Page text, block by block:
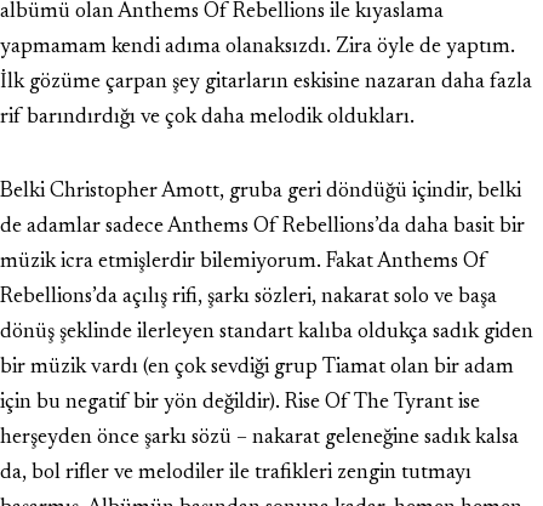
albümü olan Anthems Of Rebellions ile kıyaslama
yapmamam kendi adıma olanaksızdı. Zira öyle de yaptım.
İlk gözüme çarpan şey gitarların eskisine nazaran daha fazla
rif barındırdığı ve çok daha melodik oldukları.
Belki Christopher Amott, gruba geri döndüğü içindir, belki
de adamlar sadece Anthems Of Rebellions’da daha basit bir
müzik icra etmişlerdir bilemiyorum. Fakat Anthems Of
Rebellions’da açılış rifi, şarkı sözleri, nakarat solo ve başa
dönüş şeklinde ilerleyen standart kalıba oldukça sadık giden
bir müzik vardı (en çok sevdiği grup Tiamat olan bir adam
için bu negatif bir yön değildir). Rise Of The Tyrant ise
herşeyden önce şarkı sözü – nakarat geleneğine sadık kalsa
da, bol rifler ve melodiler ile trafikleri zengin tutmayı